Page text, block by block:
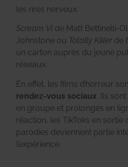
les rires nerveux.
Scream VI de Matt Bettinelli-
Johnstone ou Totally Killerde
un carton auprès du jeune
réseaux.
En effet, les films d’horreur
rendez-vous sociaux . Ils
en groupe et prolongés en
réaction, les TikToks en sortie
parodies deviennent partie
l’expérience.